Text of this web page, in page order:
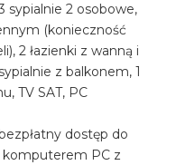
sypialnie 2 osobowe,
(konieczność
2 łazienki z wanną i
z balkonem, 1
TV SAT, PC
dostęp do
PC z